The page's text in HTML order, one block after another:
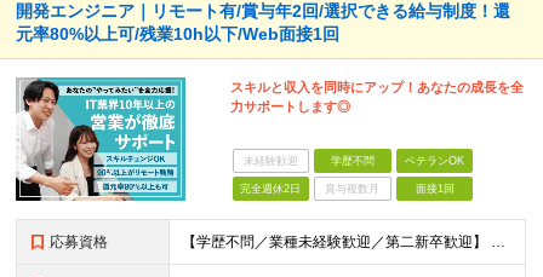
開発エンジニア｜リモート有/賞与年2回/選択できる給与制度！還
元率80%以上可/残業10h以下/Web面接1回
スキルと収入を同時にアップ！あなたの成長を全
力サポートします◎
未経験歓迎 学歴不問 ベテランOK
完全週休2日 賞与複数月 面接1回
応募資格 【学歴不問／業種未経験歓迎／第二新卒歓迎】 ■IT・システムエンジニアの実務経験をお持ちの方※工程や使用言語、経験年数は不問 ◎転職回数は不問 ＼下記のような方にオススメ／ ・安定した収入を得たい方